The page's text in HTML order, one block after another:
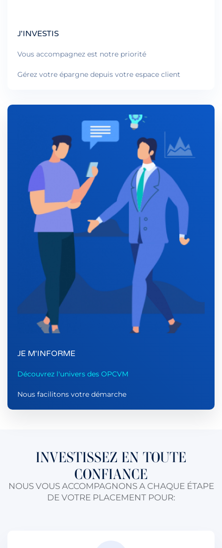
J'INVESTIS
Vous accompagnez est notre priorité
Gérez votre épargne depuis votre espace client
JE M'INFORME
Découvrez l'univers des OPCVM
Nous facilitons votre démarche
INVESTISSEZ EN TOUTE
CONFIANCE
NOUS VOUS ACCOMPAGNONS A CHAQUE ÉTAPE
DE VOTRE PLACEMENT POUR: